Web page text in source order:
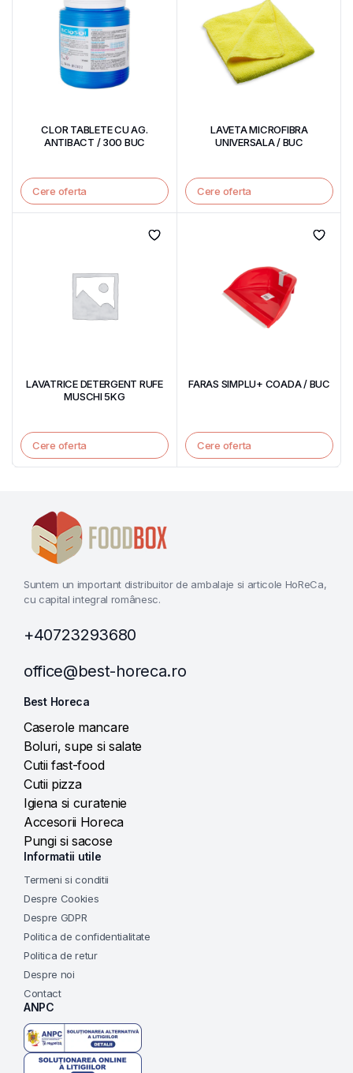
CLOR TABLETE CU AG.
ANTIBACT / 300 BUC
Cere oferta
LAVETA MICROFIBRA
UNIVERSALA / BUC
Cere oferta
LAVATRICE DETERGENT RUFE
MUSCHI 5KG
Cere oferta
FARAS SIMPLU+ COADA / BUC
Cere oferta
Suntem un important distribuitor de ambalaje si articole HoReCa,
cu capital integral românesc.
+40723293680
office@best-horeca.ro
Best Horeca
Caserole mancare
Boluri, supe si salate
Cutii fast-food
Cutii pizza
Igiena si curatenie
Accesorii Horeca
Pungi si sacose
Informatii utile
Termeni si conditii
Despre Cookies
Despre GDPR
Politica de confidentialitate
Politica de retur
Despre noi
Contact
ANPC